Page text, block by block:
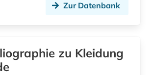
kunstwissenschaft (1)
Zur Datenbank
zu Kleidung